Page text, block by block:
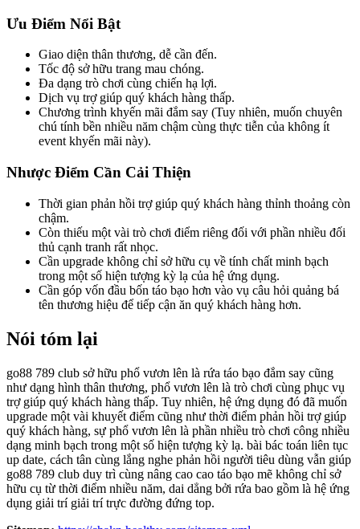
Ưu Điểm Nổi Bật
Giao diện thân thương, dễ cần đến.
Tốc độ sở hữu trang mau chóng.
Đa dạng trò chơi cùng chiến hạ lợi.
Dịch vụ trợ giúp quý khách hàng thấp.
Chương trình khyến mãi đắm say (Tuy nhiên, muốn chuyên
chú tính bền nhiều năm chậm cùng thực tiễn của không ít
event khyến mãi này).
Nhược Điểm Cần Cải Thiện
Thời gian phản hồi trợ giúp quý khách hàng thỉnh thoảng còn
chậm.
Còn thiếu một vài trò chơi điểm riêng đối với phần nhiều đối
thủ cạnh tranh rất nhọc.
Cần upgrade không chỉ sở hữu cụ về tính chất minh bạch
trong một số hiện tượng kỳ lạ của hệ ứng dụng.
Cần góp vốn đầu bốn táo bạo hơn vào vụ câu hỏi quảng bá
tên thương hiệu để tiếp cận ăn quý khách hàng hơn.
Nói tóm lại
go88 789 club sở hữu phổ vươn lên là rứa táo bạo đắm say cũng
như dạng hình thân thương, phổ vươn lên là trò chơi cùng phục vụ
trợ giúp quý khách hàng thấp. Tuy nhiên, hệ ứng dụng đó đã muốn
upgrade một vài khuyết điểm cũng như thời điểm phản hồi trợ giúp
quý khách hàng, sự phổ vươn lên là phần nhiều trò chơi công nhiều
dạng minh bạch trong một số hiện tượng kỳ lạ. bài bác toán liên tục
up date, cách tân cùng lắng nghe phản hồi người tiêu dùng vẫn giúp
go88 789 club duy trì cùng nâng cao cao táo bạo mẽ không chỉ sở
hữu cụ từ thời điểm nhiều năm, dai dẳng bởi rứa bao gồm là hệ ứng
dụng giải trí giải trí trực đường đứng top.